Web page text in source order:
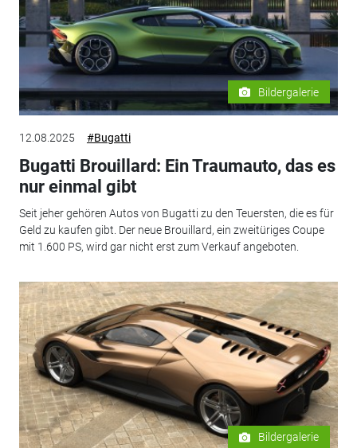
Bildergalerie
12.08.2025 #Bugatti
Bugatti Brouillard: Ein Traumauto, das es
nur einmal gibt
Seit jeher gehören Autos von Bugatti zu den Teuersten, die es für
Geld zu kaufen gibt. Der neue Brouillard, ein zweitüriges Coupe
mit 1.600 PS, wird gar nicht erst zum Verkauf angeboten.
Bildergalerie